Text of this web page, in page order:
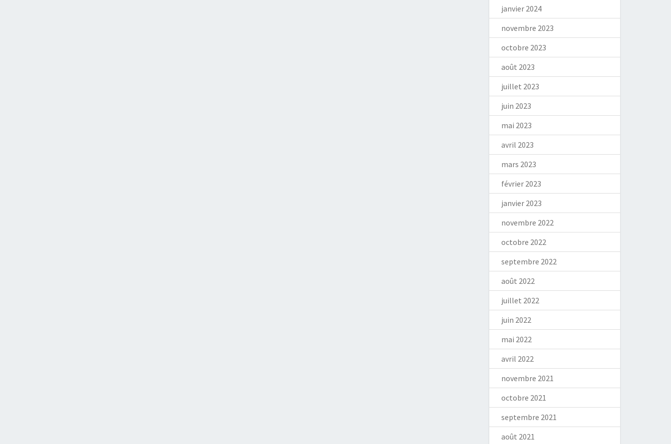
janvier 2024
novembre 2023
octobre 2023
août 2023
juillet 2023
juin 2023
mai 2023
avril 2023
mars 2023
février 2023
janvier 2023
novembre 2022
octobre 2022
septembre 2022
août 2022
juillet 2022
juin 2022
mai 2022
avril 2022
novembre 2021
octobre 2021
septembre 2021
août 2021